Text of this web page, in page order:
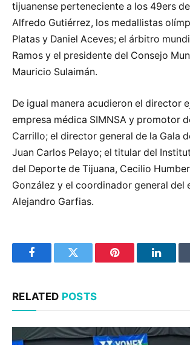
tijuanense perteneciente a los 49ers
Alfredo Gutiérrez, los medallistas
Platas y Daniel Aceves; el árbitro
Ramos y el presidente del Consejo
Mauricio Sulaimán.
De igual manera acudieron el director
empresa médica SIMNSA y promotor
Carrillo; el director general de la Gala
Juan Carlos Pelayo; el titular del
del Deporte de Tijuana, Cecilio
González y el coordinador general del
Alejandro Garfias.
FacebookTwitter Pinterest
RELATED POSTS